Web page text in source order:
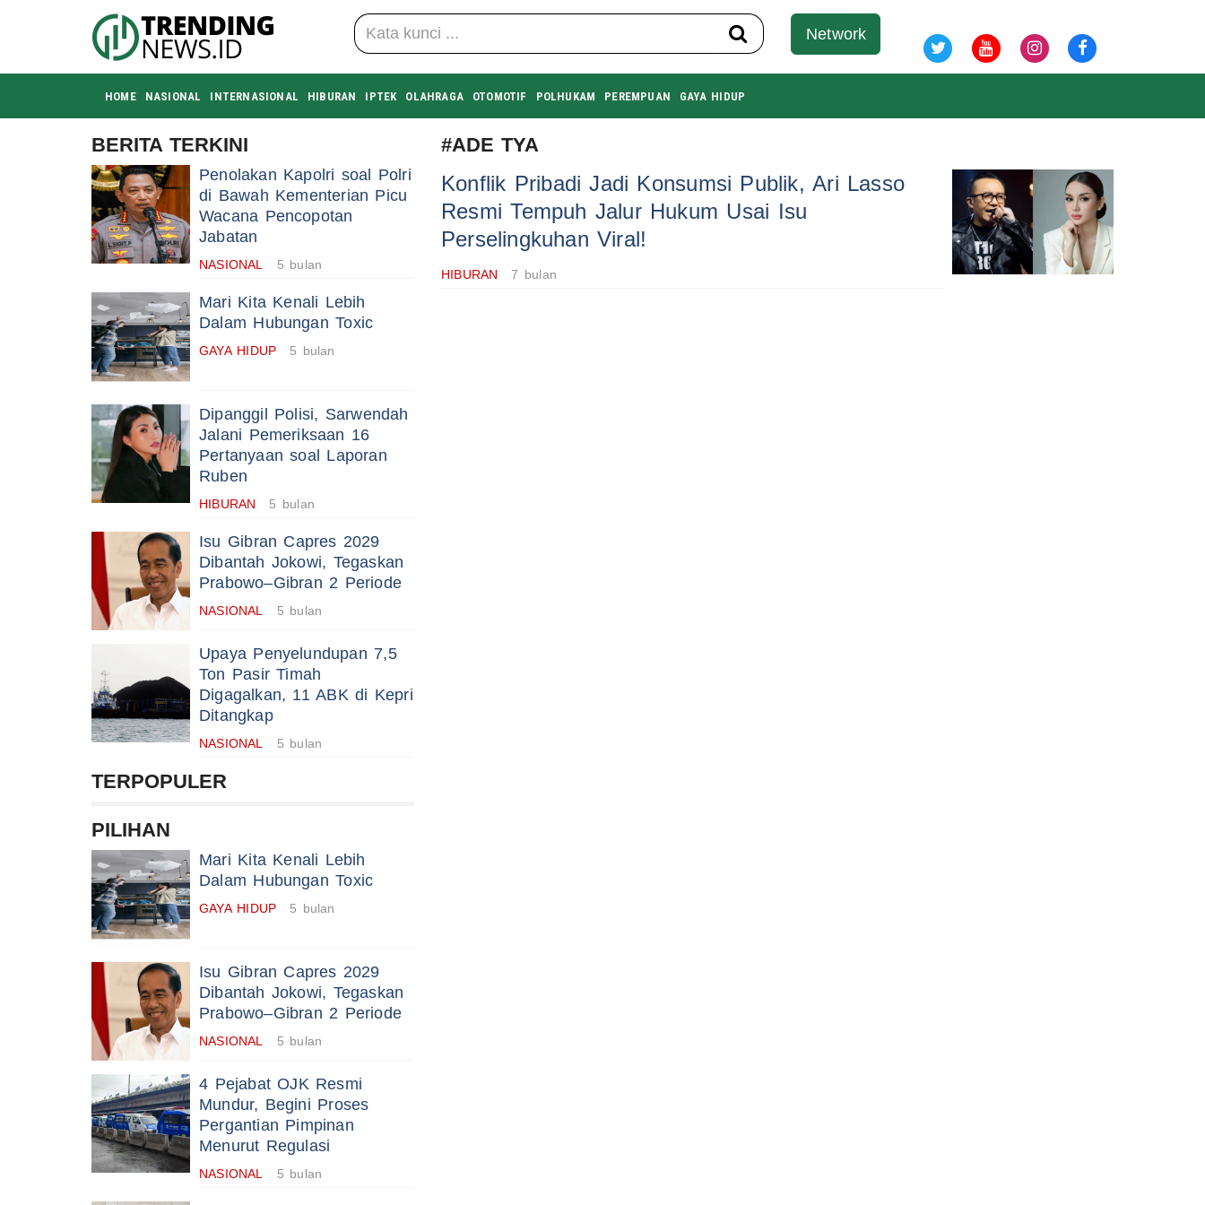
Network
HOME NASIONAL INTERNASIONAL HIBURAN IPTEK OLAHRAGA OTOMOTIF POLHUKAM PEREMPUAN GAYA HIDUP
BERITA TERKINI
Penolakan Kapolri soal Polri
di Bawah Kementerian Picu
Wacana Pencopotan
Jabatan
NASIONAL 5 bulan
Mari Kita Kenali Lebih
Dalam Hubungan Toxic
GAYA HIDUP 5 bulan
Dipanggil Polisi, Sarwendah
Jalani Pemeriksaan 16
Pertanyaan soal Laporan
Ruben
HIBURAN 5 bulan
Isu Gibran Capres 2029
Dibantah Jokowi, Tegaskan
Prabowo–Gibran 2 Periode
NASIONAL 5 bulan
Upaya Penyelundupan 7,5
Ton Pasir Timah
Digagalkan, 11 ABK di Kepri
Ditangkap
NASIONAL 5 bulan
TERPOPULER
PILIHAN
Mari Kita Kenali Lebih
Dalam Hubungan Toxic
GAYA HIDUP 5 bulan
Isu Gibran Capres 2029
Dibantah Jokowi, Tegaskan
Prabowo–Gibran 2 Periode
NASIONAL 5 bulan
4 Pejabat OJK Resmi
Mundur, Begini Proses
Pergantian Pimpinan
Menurut Regulasi
NASIONAL 5 bulan
#ADE TYA
Konflik Pribadi Jadi Konsumsi Publik, Ari Lasso
Resmi Tempuh Jalur Hukum Usai Isu
Perselingkuhan Viral!
HIBURAN 7 bulan